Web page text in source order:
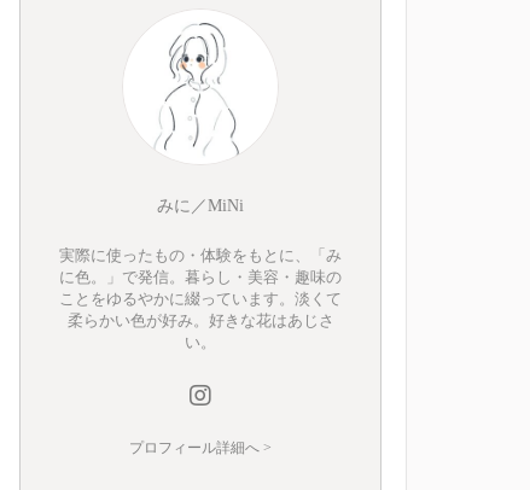
みに／MiNi
実際に使ったもの・体験をもとに、「み
に色。」で発信。暮らし・美容・趣味の
ことをゆるやかに綴っています。淡くて
柔らかい色が好み。好きな花はあじさ
い。
プロフィール詳細へ >